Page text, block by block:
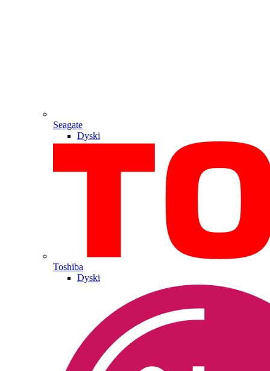
Seagate
Dyski
Toshiba
Dyski